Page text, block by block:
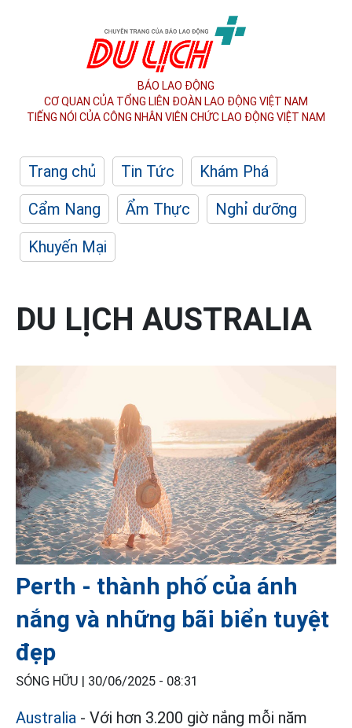
BÁO LAO ĐỘNG
CƠ QUAN CỦA TỔNG LIÊN ĐOÀN LAO ĐỘNG VIỆT NAM
TIẾNG NÓI CỦA CÔNG NHÂN VIÊN CHỨC LAO ĐỘNG VIỆT NAM
Trang chủ Tin Tức
Khám Phá
Cẩm Nang
Ẩm Thực
Nghỉ dưỡng
Khuyến Mại
DU LỊCH AUSTRALIA
Perth - thành phố của ánh
nắng và những bãi biển tuyệt
đẹp
SÓNG HỮU | 30/06/2025 - 08:31
Australia - Với hơn 3.200 giờ nắng mỗi năm